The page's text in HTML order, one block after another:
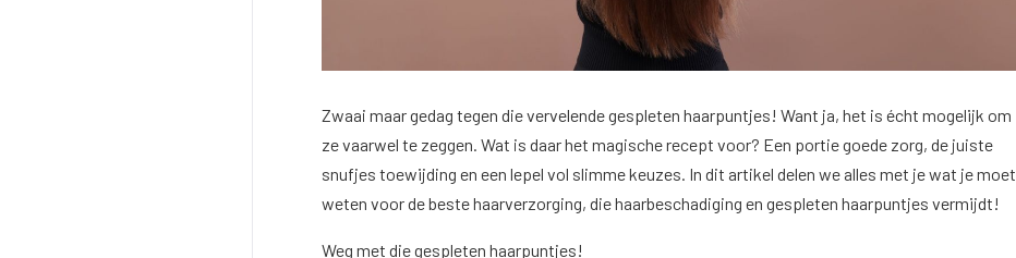
Zwaai maar gedag tegen die vervelende gespleten haarpuntjes! Want ja, het is écht mogelijk om
ze vaarwel te zeggen. Wat is daar het magische recept voor? Een portie goede zorg, de juiste
snufjes toewijding en een lepel vol slimme keuzes. In dit artikel delen we alles met je wat je moet
weten voor de beste haarverzorging, die haarbeschadiging en gespleten haarpuntjes vermijdt!
Weg met die gespleten haarpuntjes!